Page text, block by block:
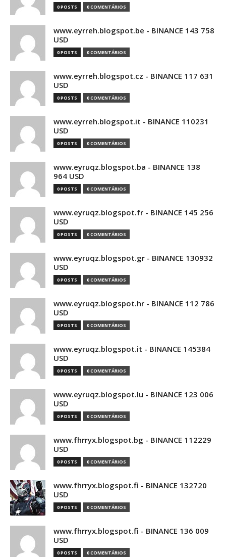
0 POSTS 0 COMENTÁRIOS
www.eyrreh.blogspot.be - BINANCE 143 758
USD
0 POSTS 0 COMENTÁRIOS
www.eyrreh.blogspot.cz - BINANCE 117 631
USD
0 POSTS 0 COMENTÁRIOS
www.eyrreh.blogspot.it - BINANCE 110231
USD
0 POSTS 0 COMENTÁRIOS
www.eyruqz.blogspot.ba - BINANCE 138
964 USD
0 POSTS 0 COMENTÁRIOS
www.eyruqz.blogspot.fr - BINANCE 145 256
USD
0 POSTS 0 COMENTÁRIOS
www.eyruqz.blogspot.gr - BINANCE 130932
USD
0 POSTS 0 COMENTÁRIOS
www.eyruqz.blogspot.hr - BINANCE 112 786
USD
0 POSTS 0 COMENTÁRIOS
www.eyruqz.blogspot.it - BINANCE 145384
USD
0 POSTS 0 COMENTÁRIOS
www.eyruqz.blogspot.lu - BINANCE 123 006
USD
0 POSTS 0 COMENTÁRIOS
www.fhrryx.blogspot.bg - BINANCE 112229
USD
0 POSTS 0 COMENTÁRIOS
www.fhrryx.blogspot.fi - BINANCE 132720
USD
0 POSTS 0 COMENTÁRIOS
www.fhrryx.blogspot.fi - BINANCE 136 009
USD
0 POSTS 0 COMENTÁRIOS